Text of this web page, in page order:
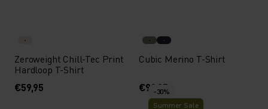
Zeroweight Chill-Tec Print
Hardloop T-Shirt
€59,95
Cubic Merino T-Shirt
€99,95
-30%
Summer Sale